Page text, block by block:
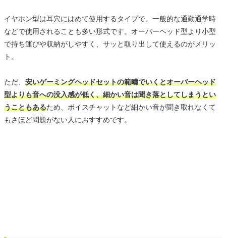
イヤホン型は耳穴にはめて使用するタイプで、一般的な通勤通学時
などで使用されることも多い形式です。オーバーヘッド型より小型
で持ち運びや収納がしやすく、サッと取り出して使えるのがメリッ
ト。
ただ、 安いゲーミングヘッドセットの範疇でいくとオーバーヘッド
型よりも音への没入感が低く、細かい音は聞き落としてしまうとい
うこともあるため、ボイスチャットなど細かい音が聞き取れなくて
もさほど問題がない人におすすめです。